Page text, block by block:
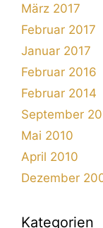
März 2017
Februar 2017
Januar 2017
Februar 2016
Februar 2014
September
Mai 2010
April 2010
Dezember
Kategorien